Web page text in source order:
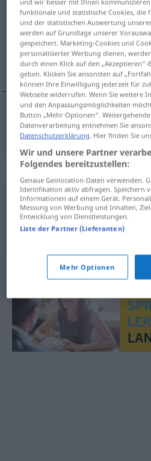
Übersicht aller
(Für mehr Details die Übersetzung
Indigoblau
Indigoblaun indygo
Synonyme für
niebieski
funktionale und statistische Cookies, die
und der statistischen Auswertung
werden auf Grundlage unserer
gespeichert. Marketing-Cookies und
personalisierter Werbung dienen,
durch einen Klick auf den
geben. Klicken Sie ansonsten auf
können Ihre Einwilligung jederzeit für
Webseite widerrufen. Wenn Sie weitere
und den Anpassungsmöglichkeiten
Button „Mehr Optionen“.
Datenverarbeitung entnehmen Sie
Datenschutzerklärung . Hier finden Sie
Wir und unsere Partner
Folgendes bereitzustellen:
Genaue Geolocation-Daten verwenden.
Identifikation aktiv abfragen. Speichern
Informationen auf einem Gerät.
Messung von Werbung und Inhalten,
Entwicklung von Dienstleistungen.
Liste der Partner (Lieferanten)
Mehr Optionen